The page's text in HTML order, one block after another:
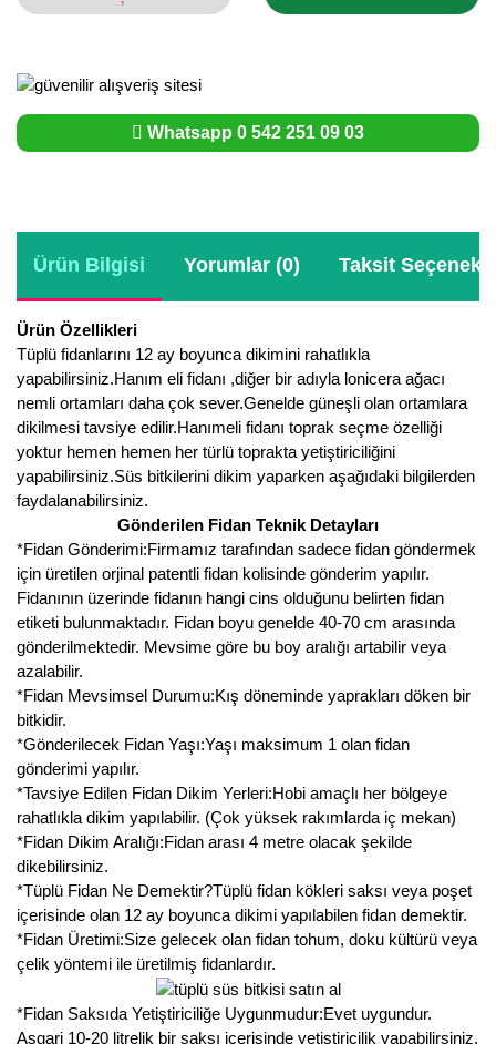
Whatsapp 0 542 251 09 03
Ürün Bilgisi Yorumlar (0) Taksit
Ürün Özellikleri
Tüplü fidanlarını 12 ay boyunca dikimini rahatlıkla
yapabilirsiniz.Hanım eli fidanı ,diğer bir adıyla lonicera ağacı
nemli ortamları daha çok sever.Genelde güneşli olan ortamlara
dikilmesi tavsiye edilir.Hanımeli fidanı toprak seçme özelliği
yoktur hemen hemen her türlü toprakta yetiştiriciliğini
yapabilirsiniz.Süs bitkilerini dikim yaparken aşağıdaki bilgilerden
faydalanabilirsiniz.
Gönderilen Fidan Teknik Detayları
*Fidan Gönderimi:Firmamız tarafından sadece fidan göndermek
için üretilen orjinal patentli fidan kolisinde gönderim yapılır.
Fidanının üzerinde fidanın hangi cins olduğunu belirten fidan
etiketi bulunmaktadır. Fidan boyu genelde 40-70 cm arasında
gönderilmektedir. Mevsime göre bu boy aralığı artabilir veya
azalabilir.
*Fidan Mevsimsel Durumu:Kış döneminde yaprakları döken bir
bitkidir.
*Gönderilecek Fidan Yaşı:Yaşı maksimum 1 olan fidan
gönderimi yapılır.
*Tavsiye Edilen Fidan Dikim Yerleri:Hobi amaçlı her bölgeye
rahatlıkla dikim yapılabilir. (Çok yüksek rakımlarda iç mekan)
*Fidan Dikim Aralığı:Fidan arası 4 metre olacak şekilde
dikebilirsiniz.
*Tüplü Fidan Ne Demektir?Tüplü fidan kökleri saksı veya poşet
içerisinde olan 12 ay boyunca dikimi yapılabilen fidan demektir.
*Fidan Üretimi:Size gelecek olan fidan tohum, doku kültürü veya
çelik yöntemi ile üretilmiş fidanlardır.
*Fidan Saksıda Yetiştiriciliğe Uygunmudur:Evet uygundur.
Asgari 10-20 litrelik bir saksı içerisinde yetiştiricilik yapabilirsiniz.